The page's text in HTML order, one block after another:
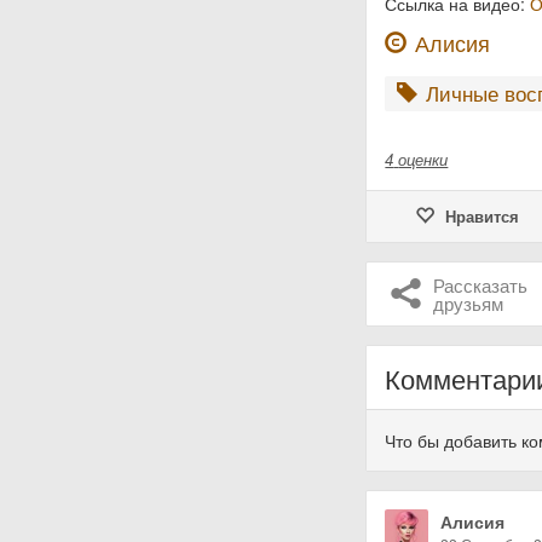
Алисия
Личные
4 оценки
Нравится
Рассказать
друзьям
Что бы добавить
Алисия